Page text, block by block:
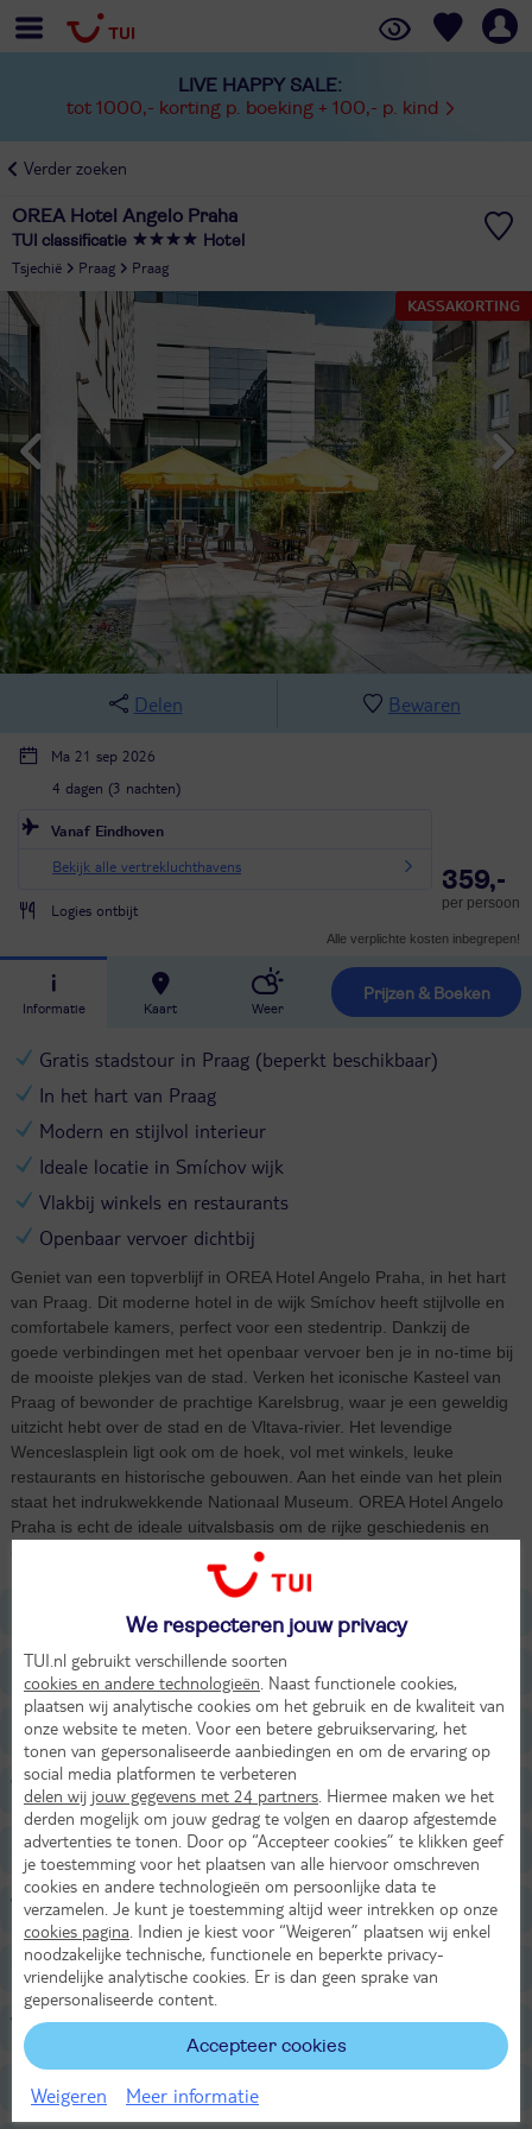
LIVE HAPPY SALE:
tot 1000,- korting p. boeking + 100,- p. kind
Verder zoeken
OREA Hotel Angelo Praha
TUI classificatie Hotel
Tsjechië Praag
Praag
KASSAKORTING
Delen Bewaren
Ma 21 sep 2026
4 dagen (3 nachten)
Vanaf Eindhoven
Bekijk alle vertrekluchthavens
Logies ontbijt
359,-
per persoon
Alle verplichte kosten inbegrepen!
Informatie Kaart Weer
Prijzen & Boeken
Gratis stadstour in Praag (beperkt beschikbaar)
In het hart van Praag
Modern en stijlvol interieur
Ideale locatie in Smíchov wijk
Vlakbij winkels en restaurants
Openbaar vervoer dichtbij
Geniet van een topverblijf in OREA Hotel Angelo Praha, in het hart
van Praag. Dit moderne hotel in de wijk Smíchov heeft stijlvolle en
comfortabele kamers, perfect voor een stedentrip. Dankzij de
goede verbindingen met het openbaar vervoer ben je in no-time bij
de mooiste plekjes van de stad. Verken het iconische Kasteel van
Praag of bewonder de prachtige Karelsbrug, waar je een geweldig
uitzicht hebt over de stad en de Vltava-rivier. Het levendige
Wenceslasplein ligt ook om de hoek, vol met winkels, leuke
restaurants en historische gebouwen. Aan het einde van het plein
staat het indrukwekkende Nationaal Museum. OREA Hotel Angelo
Praha is echt de ideale uitvalsbasis om de rijke geschiedenis en
cultuur van Tsjechië te ontdekken.
Faciliteiten
Restaurants/Bars
Wellness
Sport & Activiteiten
Voor de kinderen
Overige informatie
Verzorging
Belangrijke informatie
We respecteren jouw privacy
TUI.nl gebruikt verschillende soorten
cookies en andere technologieën . Naast functionele cookies,
plaatsen wij analytische cookies om het gebruik en de kwaliteit van
onze website te meten. Voor een betere gebruikservaring, het
tonen van gepersonaliseerde aanbiedingen en om de ervaring op
social media platformen te verbeteren
delen wij jouw gegevens met 24 partners . Hiermee maken we het
derden mogelijk om jouw gedrag te volgen en daarop afgestemde
advertenties te tonen. Door op “Accepteer cookies” te klikken geef
je toestemming voor het plaatsen van alle hiervoor omschreven
cookies en andere technologieën om persoonlijke data te
verzamelen. Je kunt je toestemming altijd weer intrekken op onze
cookies pagina . Indien je kiest voor “Weigeren” plaatsen wij enkel
noodzakelijke technische, functionele en beperkte privacy-
vriendelijke analytische cookies. Er is dan geen sprake van
gepersonaliseerde content.
Accepteer cookies
Weigeren Meer informatie